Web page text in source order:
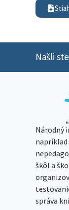
Našli
Národný
napríklad
škôl a
správa